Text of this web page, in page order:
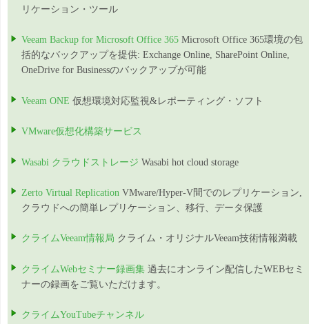
リケーション・ツール
Veeam Backup for Microsoft Office 365 Microsoft Office 365環境の包
括的なバックアップを提供: Exchange Online, SharePoint Online,
OneDrive for Businessのバックアップが可能
Veeam ONE 仮想環境対応監視&レポーティング・ソフト
VMware仮想化構築サービス
Wasabi クラウドストレージ Wasabi hot cloud storage
Zerto Virtual Replication VMware/Hyper-V間でのレプリケーション,
クラウドへの簡単レプリケーション、移行、データ保護
クライムVeeam情報局 クライム・オリジナルVeeam技術情報満載
クライムWebセミナー録画集 過去にオンライン配信したWEBセミ
ナーの録画をご覧いただけます。
クライムYouTubeチャンネル